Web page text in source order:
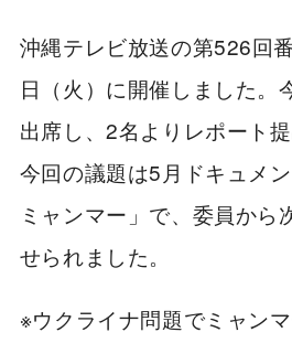
沖縄テレビ放送の第526回
日（火）に開催しました。
出席し、2名よりレポート提
今回の議題は5月ドキュメ
ミャンマー」で、委員から
せられました。
※ウクライナ問題でミャン